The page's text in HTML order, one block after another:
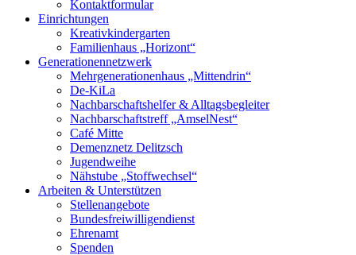
Kontaktformular
Einrichtungen
Kreativkindergarten
Familienhaus „Horizont“
Generationennetzwerk
Mehrgenerationenhaus „Mittendrin“
De-KiLa
Nachbarschaftshelfer & Alltagsbegleiter
Nachbarschaftstreff „AmselNest“
Café Mitte
Demenznetz Delitzsch
Jugendweihe
Nähstube „Stoffwechsel“
Arbeiten & Unterstützen
Stellenangebote
Bundesfreiwilligendienst
Ehrenamt
Spenden